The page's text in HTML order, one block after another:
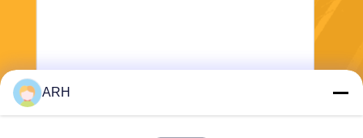
ARH